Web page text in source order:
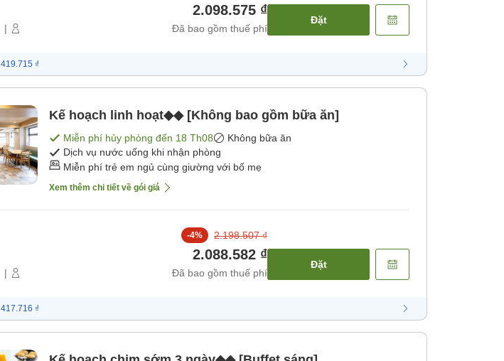
|
2.098.575 ₫
Đã bao gồm thuế phí
Đặt
419.715 ₫
Kế hoạch linh hoạt◆◆ [Không bao gồm bữa ăn]
Miễn phí hủy phòng đến 18 Th08
Không bữa ăn
Dịch vụ nước uống khi nhận phòng
Miễn phí trẻ em ngủ cùng giường với bố mẹ
Xem thêm chi tiết về gói giá
|
-4% 2.198.507 ₫
2.088.582 ₫
Đã bao gồm thuế phí
Đặt
417.716 ₫